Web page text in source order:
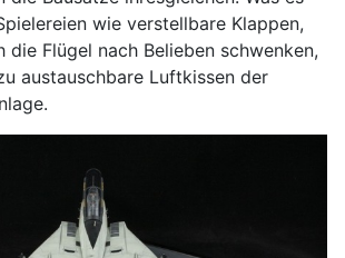
wie verstellbare Klappen,
die Flügel nach Belieben schwenken,
austauschbare Luftkissen der